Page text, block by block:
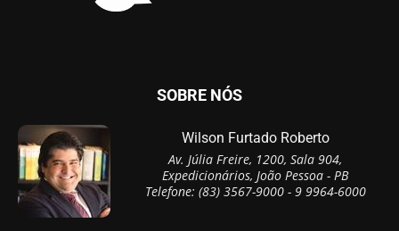
SOBRE NÓS
Wilson Furtado Roberto
Av. Júlia Freire, 1200, Sala 904,
Expedicionários, João Pessoa - PB
Telefone: (83) 3567-9000 - 9 9964-6000